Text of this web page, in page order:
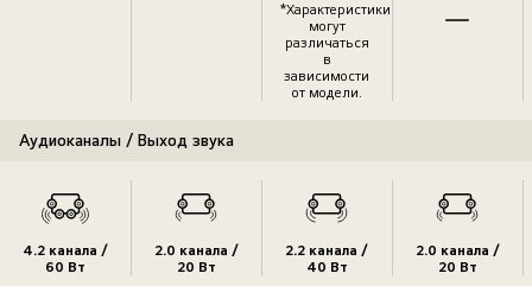
*Характеристики
могут
различаться
в
зависимости
от модели.
Аудиоканалы / Выход звука
4.2 канала /
60 Вт
2.0 канала /
20 Вт
2.2 канала /
40 Вт
2.0 канала /
20 Вт